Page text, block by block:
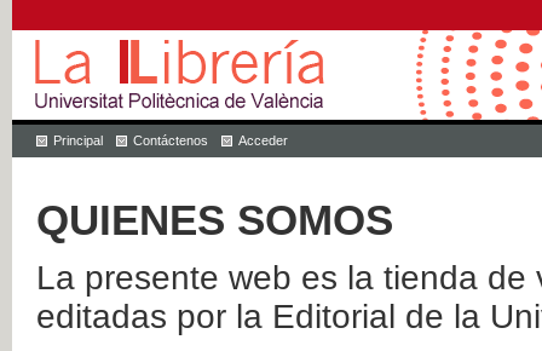
Principal Contáctenos Acceder
QUIENES SOMOS
La presente web es la tienda
editadas por la Editorial de la